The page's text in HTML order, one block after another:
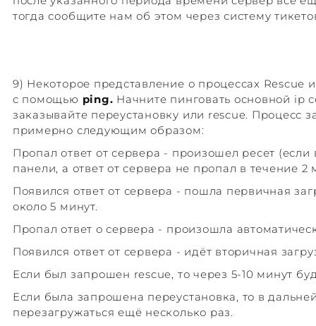
тогда сообщите нам об этом через систему
9) Некоторое представление о процессах Rescue
с помощью ping. Начните пинговать основной ip
заказывайте переустановку или rescue. Процесс
примерно следующим образом:
Пропал ответ от сервера - произошел ресет
панели, а ответ от сервера не пропал в течение
Появился ответ от сервера - пошла первичная
около 5 минут.
Пропал ответ о сервера - произошла
Появился ответ от сервера - идёт вторичная
Если был запрошен rescue, то через 5-10 минут
Если была запрошена переустановка, то в
перезагружаться ещё несколько раз.